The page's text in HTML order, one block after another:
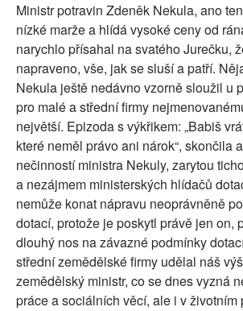
Ministr potravin Zdeněk Nekula, ano
nízké marže a hlídá vysoké ceny od
narychlo přísahal na svatého Jurečku,
napraveno, vše, jak se sluší a patří.
Nekula ještě nedávno vzorně sloužil u
pro malé a střední firmy
největší. Epizoda s výkřikem: „Babiš
které neměl právo ani nárok“, skončila
nečinností ministra Nekuly, zarytou
a nezájmem ministerských hlídačů
nemůže konat nápravu neoprávněně
dotací, protože je poskytl právě jen on,
dlouhý nos na závazné podmínky
střední zemědělské firmy udělal náš
zemědělský ministr, co se dnes vyzná
práce a sociálních věcí, ale i v životním